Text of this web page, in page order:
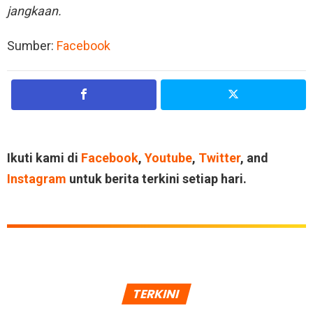
jangkaan.
Sumber: Facebook
Ikuti kami di Facebook, Youtube, Twitter, and
Instagram untuk berita terkini setiap hari.
TERKINI